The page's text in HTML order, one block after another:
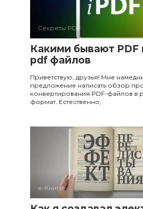
Секреты PDF
Какими бывают PDF
pdf файлов
Приветствую, друзья! Мне
предложение написать обзор
конвертирования PDF-файлов в
формат. Естественно,
е-Книги